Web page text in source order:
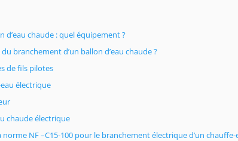
d’eau chaude : quel équipement ?
branchement d’un ballon d’eau chaude ?
de fils pilotes
électrique
chaude électrique
norme NF –C15-100 pour le branchement électrique d’un chauffe-